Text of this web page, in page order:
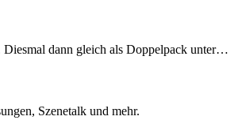
Diesmal dann gleich als Doppelpack unter…
Szenetalk und mehr.